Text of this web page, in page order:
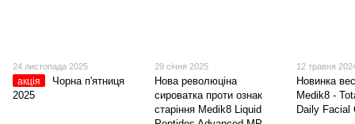
24 листопада 2025
акція
Чорна п'ятниця
2025
29 січня 2025
Нова революціна
сироватка проти ознак
старіння Medik8 Liquid
12 травня
Новинка
Medik8 -
Daily Facial